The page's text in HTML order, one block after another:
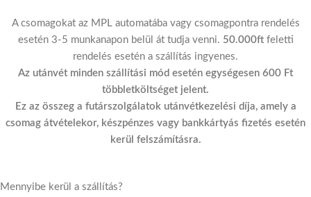
A csomagokat az MPL automatába vagy csomagpontra rendelés
esetén 3-5 munkanapon belül át tudja venni. 50.000ftfeletti
rendelés esetén a szállítás ingyenes.
Az utánvét minden szállítási mód esetén egységesen 600 Ft
többletköltséget jelent.
Ez az összeg a futárszolgálatok utánvétkezelési díja, amely a
csomag átvételekor, készpénzes vagy bankkártyás fizetés esetén
kerül felszámításra.
Mennyibe kerül a szállítás?